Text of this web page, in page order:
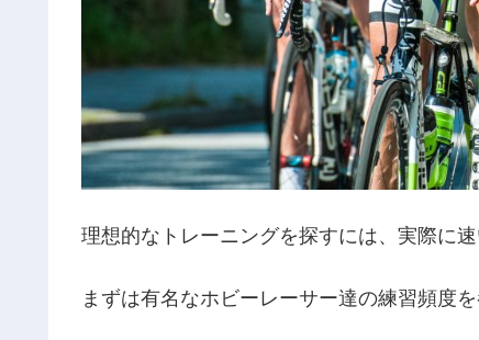
理想的なトレーニングを探すには、実際に
まずは有名なホビーレーサー達の練習頻度